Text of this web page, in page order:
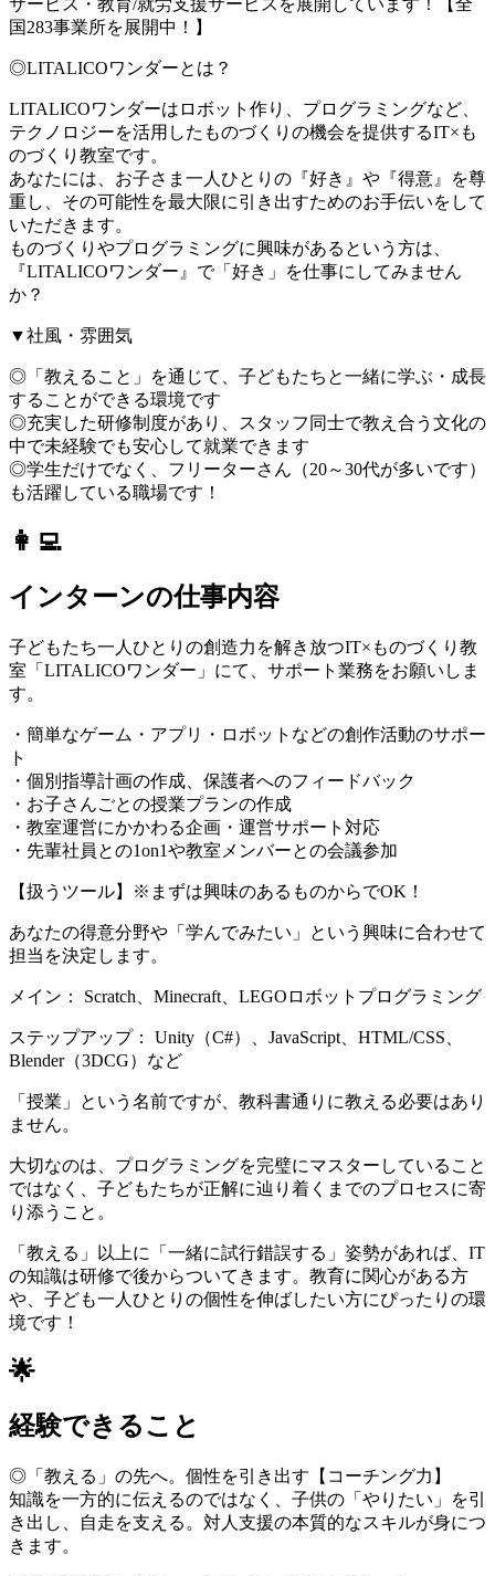
サービス・教育/就労支援サービスを展開しています！【全
国283事業所を展開中！】
◎LITALICOワンダーとは？
LITALICOワンダーはロボット作り、プログラミングなど、
テクノロジーを活用したものづくりの機会を提供するIT×も
のづくり教室です。
あなたには、お子さま一人ひとりの『好き』や『得意』を尊
重し、その可能性を最大限に引き出すためのお手伝いをして
いただきます。
ものづくりやプログラミングに興味があるという方は、
『LITALICOワンダー』で「好き」を仕事にしてみません
か？
▼社風・雰囲気
◎「教えること」を通じて、子どもたちと一緒に学ぶ・成長
することができる環境です
◎充実した研修制度があり、スタッフ同士で教え合う文化の
中で未経験でも安心して就業できます
◎学生だけでなく、フリーターさん（20～30代が多いです）
も活躍している職場です！
👩‍💻
インターンの仕事内容
子どもたち一人ひとりの創造力を解き放つIT×ものづくり教
室「LITALICOワンダー」にて、サポート業務をお願いしま
す。
・簡単なゲーム・アプリ・ロボットなどの創作活動のサポー
ト
・個別指導計画の作成、保護者へのフィードバック
・お子さんごとの授業プランの作成
・教室運営にかかわる企画・運営サポート対応
・先輩社員との1on1や教室メンバーとの会議参加
【扱うツール】※まずは興味のあるものからでOK！
あなたの得意分野や「学んでみたい」という興味に合わせて
担当を決定します。
メイン： Scratch、Minecraft、LEGOロボットプログラミング
ステップアップ： Unity（C#）、JavaScript、HTML/CSS、
Blender（3DCG）など
「授業」という名前ですが、教科書通りに教える必要はあり
ません。
大切なのは、プログラミングを完璧にマスターしていること
ではなく、子どもたちが正解に辿り着くまでのプロセスに寄
り添うこと。
「教える」以上に「一緒に試行錯誤する」姿勢があれば、IT
の知識は研修で後からついてきます。教育に関心がある方
や、子ども一人ひとりの個性を伸ばしたい方にぴったりの環
境です！
🌟
経験できること
◎「教える」の先へ。個性を引き出す【コーチング力】
知識を一方的に伝えるのではなく、子供の「やりたい」を引
き出し、自走を支える。対人支援の本質的なスキルが身につ
きます。